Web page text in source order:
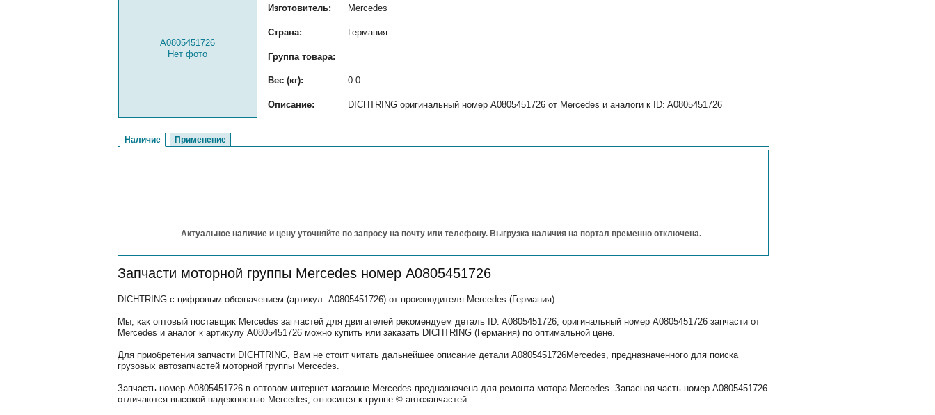
A0805451726
Нет фото
Изготовитель: Mercedes
Страна: Германия
Группа товара:
Вес (кг): 0.0
Описание: DICHTRING оригинальный номер A0805451726 от Mercedes и аналоги к ID: A0805451726
Наличие Применение
Актуальное наличие и цену уточняйте по запросу на почту или телефону. Выгрузка наличия на портал временно отключена.
Запчасти моторной группы Mercedes номер A0805451726
DICHTRING с цифровым обозначением (артикул: A0805451726) от производителя Mercedes (Германия)
Мы, как оптовый поставщик Mercedes запчастей для двигателей рекомендуем деталь ID: A0805451726, оригинальный номер A0805451726 запчасти от
Mercedes и аналог к артикулу A0805451726 можно купить или заказать DICHTRING (Германия) по оптимальной цене.
Для приобретения запчасти DICHTRING, Вам не стоит читать дальнейшее описание детали A0805451726Mercedes, предназначенного для поиска
грузовых автозапчастей моторной группы Mercedes.
Запчасть номер A0805451726 в оптовом интернет магазине Mercedes предназначена для ремонта мотора Mercedes. Запасная часть номер A0805451726
отличаются высокой надежностью Mercedes, относится к группе © автозапчастей.